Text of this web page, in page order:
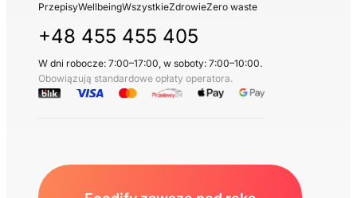
PrzepisyWellbeingWszystkieZdrowieZero waste
+48 455 455 405
W dni robocze: 7:00–17:00, w soboty: 7:00–10:00.
Obowiązują standardowe opłaty operatora.